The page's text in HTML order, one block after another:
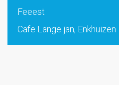
Feeest
Cafe Lange jan, Enkhuizen